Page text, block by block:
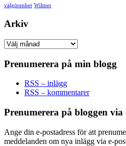
välgörenhet Wilmer
Arkiv
Arkiv
Prenumerera på min blogg
RSS – inlägg
RSS – kommentarer
Prenumerera på bloggen via
Ange din e-postadress för att
meddelanden om nya inlägg via e-